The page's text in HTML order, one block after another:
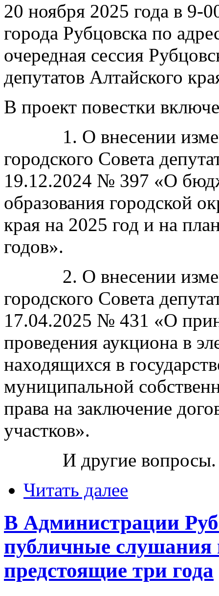
20 ноября 2025 года в 9-
города Рубцовска по
очередная сессия
депутатов Алтайского
В проект повестки
1. О внесении
городского Совета
19.12.2024 № 397 «О
образования городской
края на 2025 год и на
годов».
2. О внесении
городского Совета
17.04.2025 № 431 «О
проведения аукциона в
находящихся в
муниципальной
права на заключение
участков».
И другие вопросы.
Читать далее
В Администрации
публичные слушания
предстоящие три года